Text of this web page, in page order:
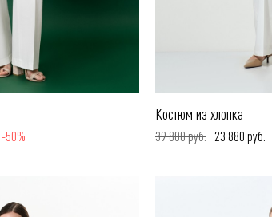
-50%
Костюм из хлопка
39 800 руб. 23 880 руб.